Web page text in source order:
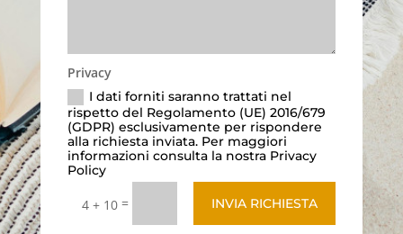
Privacy
I dati forniti saranno trattati nel
rispetto del Regolamento (UE) 2016/679
(GDPR) esclusivamente per rispondere
alla richiesta inviata. Per maggiori
informazioni consulta la nostra Privacy
Policy
4 + 10 = INVIA RICHIESTA